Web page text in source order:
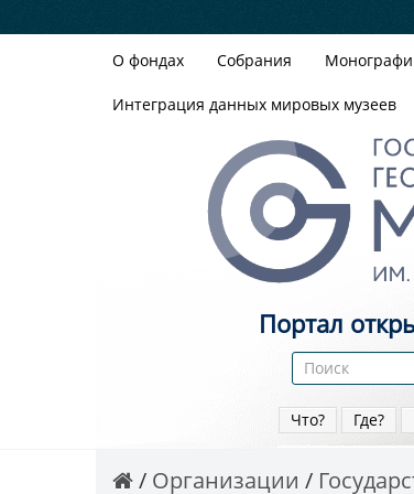
О фондах Собрания
Интеграция данных мировых музеев
Портал
Что? Где?
Организации